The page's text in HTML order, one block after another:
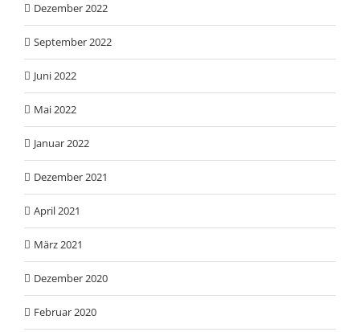
Dezember 2022
September 2022
Juni 2022
Mai 2022
Januar 2022
Dezember 2021
April 2021
März 2021
Dezember 2020
Februar 2020